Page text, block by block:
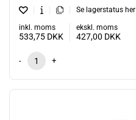
Se lagerstatus her
inkl. moms
533,75 DKK
ekskl. moms
427,00 DKK
- +